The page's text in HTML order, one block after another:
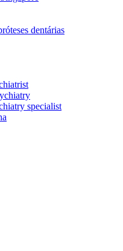
dentárias
specialist